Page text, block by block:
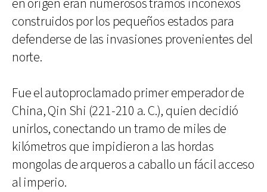
en origen eran numerosos tramos inconexos
construidos por los pequeños estados para
defenderse de las invasiones provenientes del
norte.
Fue el autoproclamado primer emperador de
China, Qin Shi (221-210 a. C.), quien decidió
unirlos, conectando un tramo de miles de
kilómetros que impidieron a las hordas
mongolas de arqueros a caballo un fácil acceso
al imperio.